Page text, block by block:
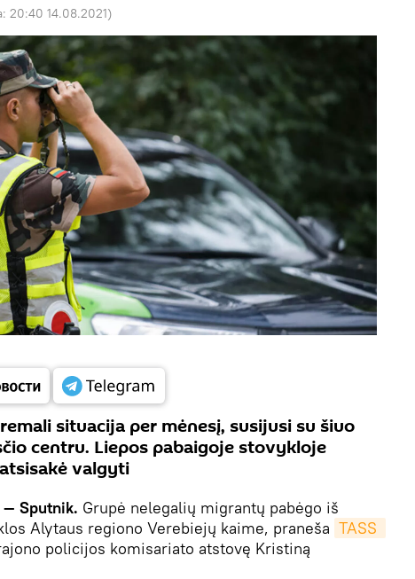
20:40 14.08.2021)
situacija per mėnesį, susijusi su šiuo
centru. Liepos pabaigoje stovykloje
valgyti
— Sputnik. Grupė nelegalių migrantų pabėgo iš
Alytaus regiono Verebiejų kaime, praneša
policijos komisariato atstovę Kristiną